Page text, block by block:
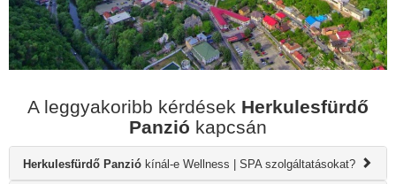
A leggyakoribb kérdések Herkulesfürdő
Panzió kapcsán
Herkulesfürdő Panzió kínál-e Wellness | SPA szolgáltatásokat?